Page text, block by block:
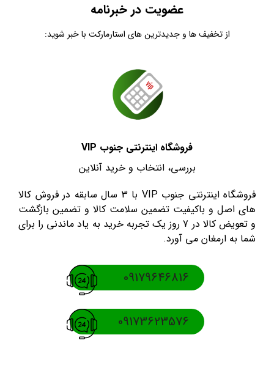
عضویت در خبرنامه
از تخفیف ها و جدیدترین های استارمارکت با خبر شوید:
فروشگاه اینترنتی جنوب VIP
بررسی، انتخاب و خرید آنلاین
فروشگاه اینترنتی جنوب VIP با 3 سال سابقه در فروش کالا
های اصل و باکیفیت تضمین سلامت کالا و تضمین بازگشت
و تعویض کالا در 7 روز یک تجربه خرید به یاد ماندنی را برای
شما به ارمغان می آورد.
09179646816
09173623576